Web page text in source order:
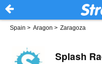
Spain > Aragon > Zaragoza
Splash